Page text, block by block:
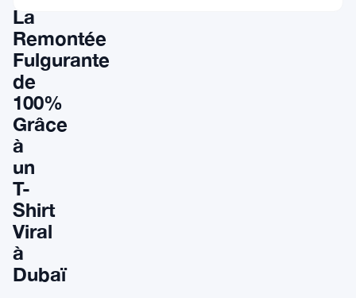
La
Remontée
Fulgurante
de
100%
Grâce
à
un
T-
Shirt
Viral
à
Dubaï